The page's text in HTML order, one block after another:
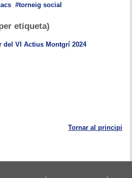
torneig social
etiqueta)
del VI Actius Montgrí 2024
Tornar al principi